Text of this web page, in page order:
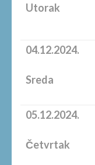
Utorak
04.12.2024.
Sreda
05.12.2024.
Četvrtak